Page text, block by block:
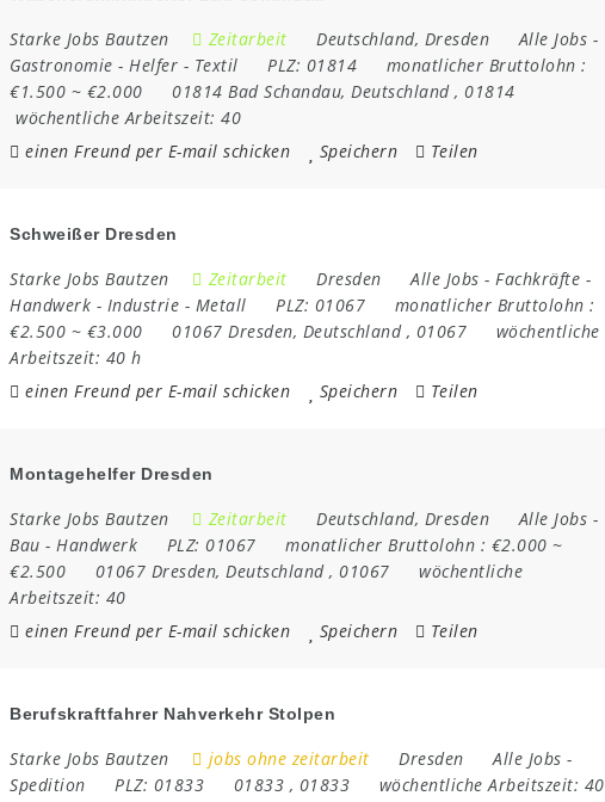
Starke Jobs Bautzen Zeitarbeit Deutschland, Dresden Alle Jobs -
Gastronomie -Helfer - Textil PLZ: 01814
monatlicher Bruttolohn :
€1.500 ~ €2.000
01814 Bad Schandau,Deutschland,01814
wöchentliche Arbeitszeit:40
einen Freund per E-mail schicken
Speichern Teilen
Schweißer Dresden
Starke Jobs Bautzen Zeitarbeit Dresden Alle Jobs -Fachkräfte -
Handwerk - Industrie - Metall PLZ: 01067
monatlicher Bruttolohn :
€2.500 ~ €3.000
01067 Dresden, Deutschland, 01067
wöchentliche
Arbeitszeit: 40 h
einen Freund per E-mail schicken
Speichern Teilen
Montagehelfer Dresden
Starke Jobs Bautzen Zeitarbeit Deutschland, Dresden Alle Jobs -
Bau -Handwerk PLZ:01067 monatlicher Bruttolohn : €2.000 ~
€2.500
01067 Dresden,Deutschland,01067
wöchentliche
Arbeitszeit: 40
einen Freund per E-mail schicken
Speichern Teilen
Berufskraftfahrer Nahverkehr Stolpen
Starke Jobs Bautzen jobs ohne zeitarbeit Dresden Alle Jobs -
Spedition
PLZ: 01833 01833 , 01833 wöchentliche Arbeitszeit: 40